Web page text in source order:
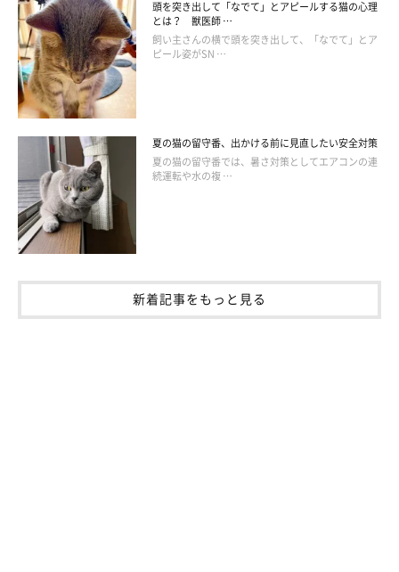
頭を突き出して「なでて」とアピールする猫の心理
とは？ 獣医師 …
飼い主さんの横で頭を突き出して、「なでて」とア
ピール姿がSN …
夏の猫の留守番、出かける前に見直したい安全対策
夏の猫の留守番では、暑さ対策としてエアコンの連
続運転や水の複 …
新着記事をもっと見る